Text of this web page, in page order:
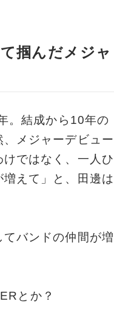
掴んだメジャ
。結成から10年の
メジャーデビュー
ではなく、一人ひ
えて」と、田邊は
バンドの仲間が増
とか？